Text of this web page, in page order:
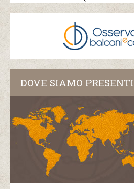
DOVE SIAMO PRESENTI